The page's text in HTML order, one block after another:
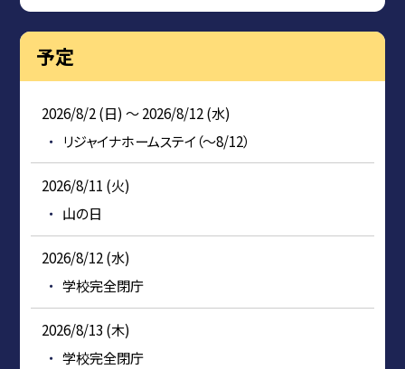
予定
2026/8/2 (日) ～ 2026/8/12 (水)
リジャイナホームステイ（～8/12）
2026/8/11 (火)
山の日
2026/8/12 (水)
学校完全閉庁
2026/8/13 (木)
学校完全閉庁